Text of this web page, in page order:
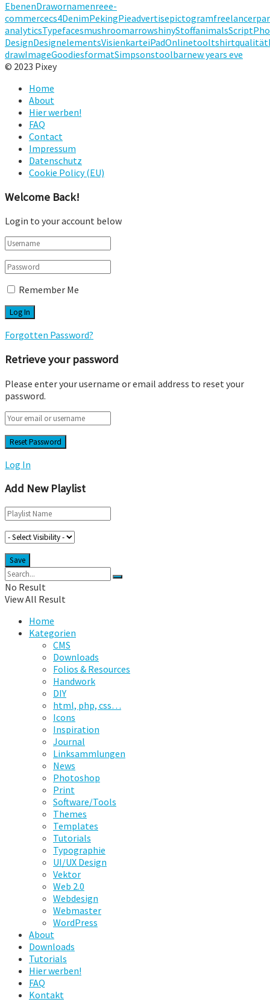
EbenenDrawornamenreee-
commercecs4DenimPekingPieadvertisepictogramfreelancer
analyticsTypefacesmushroomarrowshinyStoffanimalsScript
DesignDesignelementsVisienkarteiPadOnlinetooltshirtqualität
drawImageGoodiesformatSimpsonstoolbarnew years eve
© 2023 Pixey
Home
About
Hier werben!
FAQ
Contact
Impressum
Datenschutz
Cookie Policy (EU)
Welcome Back!
Login to your account below
Remember Me
Forgotten Password?
Retrieve your password
Please enter your username or email address to reset your
password.
Log In
Add New Playlist
No Result
View All Result
Home
Kategorien
CMS
Downloads
Folios & Resources
Handwork
DIY
html, php, css…
Icons
Inspiration
Journal
Linksammlungen
News
Photoshop
Print
Software/Tools
Themes
Templates
Tutorials
Typographie
UI/UX Design
Vektor
Web 2.0
Webdesign
Webmaster
WordPress
About
Downloads
Tutorials
Hier werben!
FAQ
Kontakt